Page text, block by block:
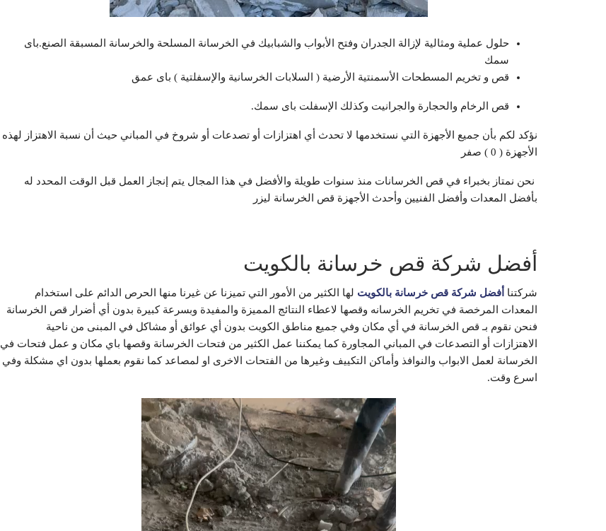
حلول عملية ومثالية لإزالة الجدران وفتح الأبواب والشبابيك في الخرسانة المسلحة والخرسانة المسبقة الصنع.باى
سمك
قص و تخريم المسطحات الأسمنتية الأرضية ( السلابات الخرسانية والإسفلتية ) باى عمق
قص الرخام والحجارة والجرانيت وكذلك الإسفلت باى سمك.
نؤكد لكم بأن جميع الأجهزة التي نستخدمها لا تحدث أي اهتزازات أو تصدعات أو شروخ في المباني حيث أن نسبة الاهتزاز لهذه
الأجهزة ( 0 ) صفر
‏ ‏نحن نمتاز بخبراء في قص الخرسانات ‏منذ سنوات طويلة والأفضل في ‏هذا المجال ‏يتم إنجاز العمل قبل الوقت المحدد له
‏بأفضل المعدات ‏وأفضل الفنيين وأحدث الأجهزة قص الخرسانة ليزر
أفضل شركة قص خرسانة بالكويت
شركتنا أفضل شركة قص خرسانة بالكويت لها الكثير من الأمور التي تميزنا عن غيرنا منها الحرص الدائم على استخدام
المعدات المرخصة في تخريم الخرسانه وقصها لاعطاء النتائج المميزة والمفيدة وبسرعة كبيرة بدون أي أضرار قص الخرسانة
فنحن نقوم بـ قص الخرسانة في أي مكان وفي جميع مناطق الكويت بدون أي عوائق أو مشاكل في المبنى من ناحية
الاهتزازات أو التصدعات في المباني المجاورة كما يمكننا عمل الكثير من فتحات الخرسانة وقصها باي مكان و عمل فتحات في
الخرسانة لعمل الابواب والنوافذ وأماكن التكييف وغيرها من الفتحات الاخرى او لمصاعد كما نقوم بعملها بدون اي مشكلة وفي
اسرع وقت.
مشغل
الفيديو